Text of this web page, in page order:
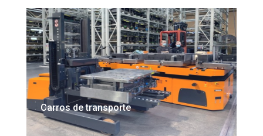
Carros de transporte